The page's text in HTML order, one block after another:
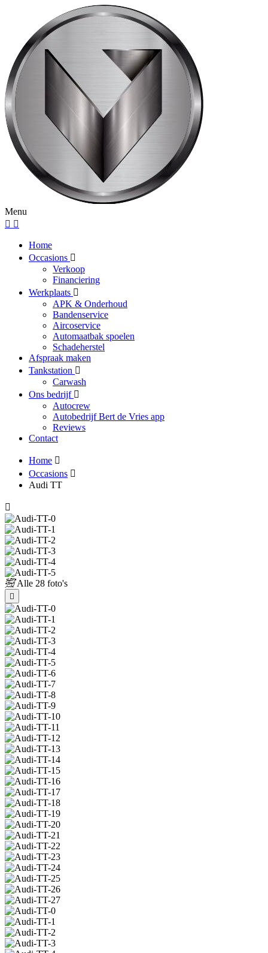
Menu
Home
Occasions
Verkoop
Financiering
Werkplaats
APK & Onderhoud
Bandenservice
Aircoservice
Automaatbak spoelen
Schadeherstel
Afspraak maken
Tankstation
Carwash
Ons bedrijf
Autocrew
Autobedrijf Bert de Vries app
Reviews
Contact
Home
Occasions
Audi TT
Alle 28 foto's